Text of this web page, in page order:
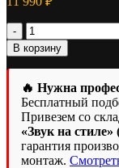
Количество
товара
Усилитель
Machete
MFA-
2.320
В корзину
🔥 Нужна
Бесплатный
Привезем со
«Звук на
гарантия
монтаж.